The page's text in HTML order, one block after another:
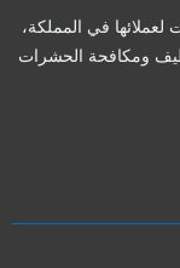
في المملكة،
ومكافحة الحشرات